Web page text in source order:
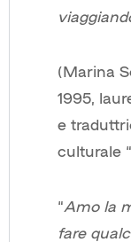
(Marina
1995,
e
culturale
“Amo la
fare